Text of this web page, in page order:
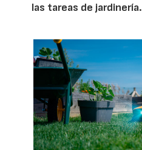
las tareas de jardinería.